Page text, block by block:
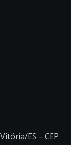
ES – CEP